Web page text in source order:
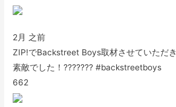
2月 之前
ZIP!でBackstreet Boys取材させていただ
素敵でした！??????? #backstreetboys
662